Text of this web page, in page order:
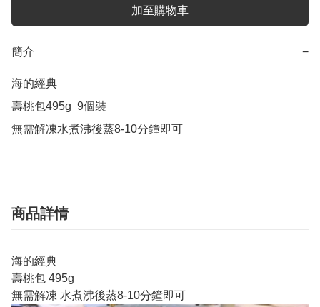
加至購物車
簡介 −
海的經典
壽桃包495g  9個裝
無需解凍水煮沸後蒸8-10分鐘即可
商品詳情
海的經典
壽桃包 495g
無需解凍 水煮沸後蒸8-10分鐘即可